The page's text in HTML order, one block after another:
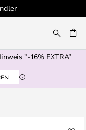
"-16% EXTRA”